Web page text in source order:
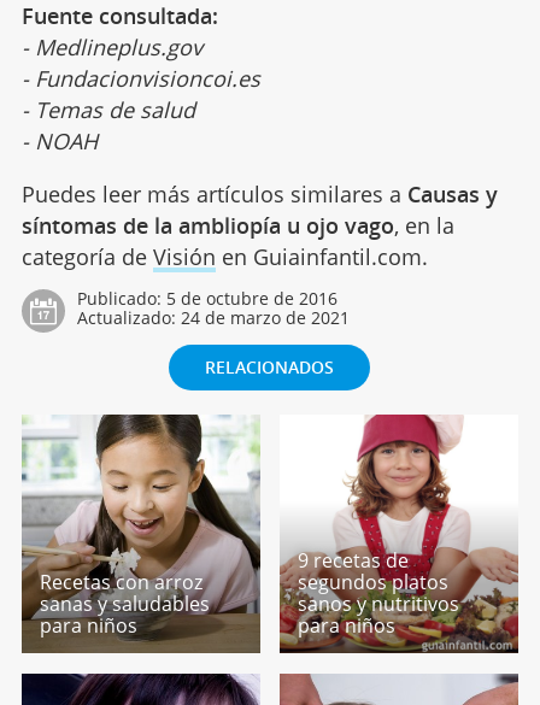
Fuente consultada:
- Medlineplus.gov
- Fundacionvisioncoi.es
- Temas de salud
- NOAH
Puedes leer más artículos similares a Causas y
síntomas de la ambliopía u ojo vago, en la
categoría de Visión en Guiainfantil.com.
Publicado: 5 de octubre de 2016
Actualizado: 24 de marzo de 2021
RELACIONADOS
Recetas con arroz
sanas y saludables
para niños
9 recetas de
segundos platos
sanos y nutritivos
para niños